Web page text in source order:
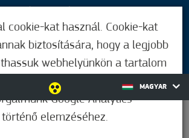
BEJELENTKEZÉS
MAGYAR
cookie-kat használ. Cookie-kat
biztosítására, hogy a legjobb
webhelyünkön a tartalom
személyre szabásához,
Google Analytics
elemzéséhez.